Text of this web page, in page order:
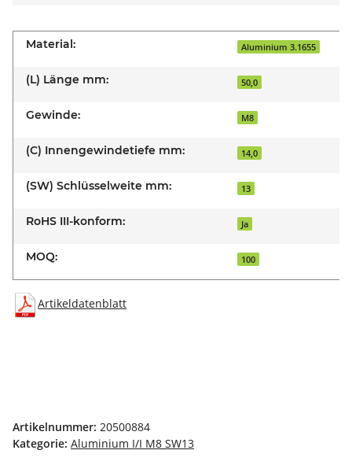
Material: Aluminium 3.1655
(L) Länge mm: 50,0
Gewinde: M8
(C) Innengewindetiefe mm: 14,0
(SW) Schlüsselweite mm: 13
RoHS III-konform: Ja
MOQ: 100
Artikeldatenblatt
Artikelnummer: 20500884
Kategorie: Aluminium I/I M8 SW13